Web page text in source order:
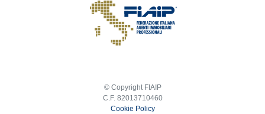
© Copyright FIAIP
C.F. 82013710460
Cookie Policy